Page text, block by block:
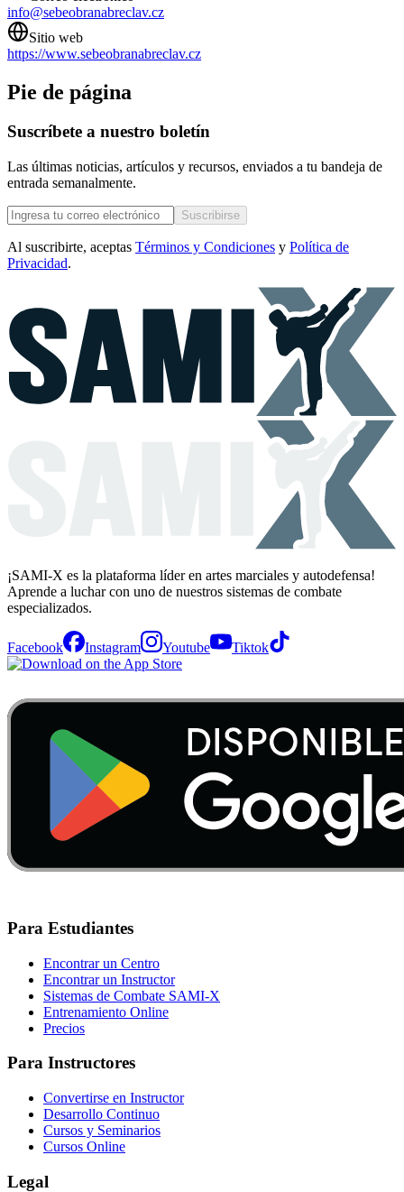
info@sebeobranabreclav.cz
Sitio web
https://www.sebeobranabreclav.cz
Pie de página
Suscríbete a nuestro boletín
Las últimas noticias, artículos y recursos, enviados a tu bandeja de
entrada semanalmente.
Suscribirse
Al suscribirte, aceptas Términos y Condiciones y Política de
Privacidad.
¡SAMI-X es la plataforma líder en artes marciales y autodefensa!
Aprende a luchar con uno de nuestros sistemas de combate
especializados.
Facebook Instagram Youtube Tiktok
Para Estudiantes
Encontrar un Centro
Encontrar un Instructor
Sistemas de Combate SAMI-X
Entrenamiento Online
Precios
Para Instructores
Convertirse en Instructor
Desarrollo Continuo
Cursos y Seminarios
Cursos Online
Legal